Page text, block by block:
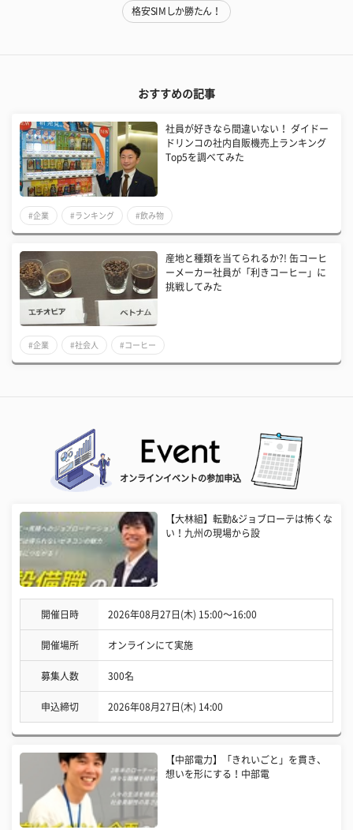
格安SIMしか勝たん！
おすすめの記事
社員が好きなら間違いない！ ダイドー
ドリンコの社内自販機売上ランキング
Top5を調べてみた
#企業 #ランキング #飲み物
産地と種類を当てられるか?! 缶コーヒ
ーメーカー社員が「利きコーヒー」に
挑戦してみた
#企業 #社会人 #コーヒー
オンラインイベントの参加申込
【大林組】転勤&ジョブローテは怖くな
い！九州の現場から設
開催日時 2026年08月27日(木) 15:00〜16:00
開催場所 オンラインにて実施
募集人数 300名
申込締切 2026年08月27日(木) 14:00
【中部電力】「きれいごと」を貫き、
想いを形にする！中部電